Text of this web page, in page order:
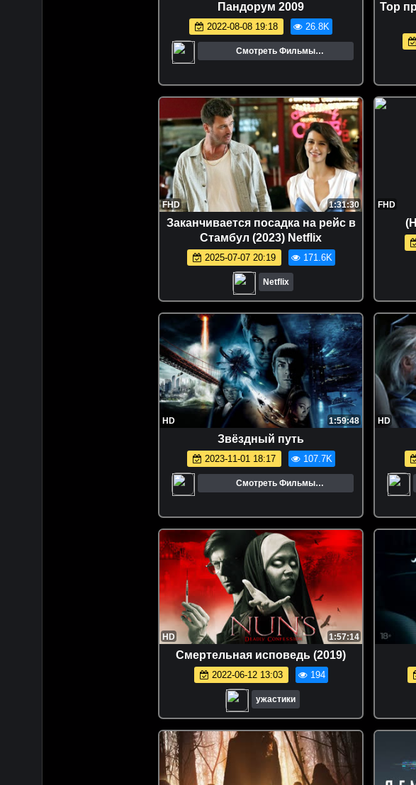
Пандорум 2009
2022-08-08 19:18 26.8K
Смотреть Фильмы
Онлайн.Трейлеры.Кино.
Тор
FHD 1:31:30
Заканчивается посадка на рейс в
Стамбул (2023) Netflix
2025-07-07 20:19 171.6K
Netflix
FHD
HD 1:59:48
Звёздный путь
2023-11-01 18:17 107.7K
Смотреть Фильмы
Онлайн.Трейлеры.Кино.
HD
HD 1:57:14
Смертельная исповедь (2019)
2022-06-12 13:03 194
ужастики